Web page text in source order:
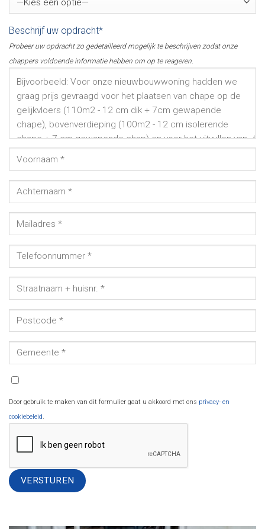
Beschrijf uw opdracht*
Probeer uw opdracht zo gedetailleerd mogelijk te beschrijven zodat onze
chappers voldoende informatie hebben om op te reageren.
Door gebruik te maken van dit formulier gaat u akkoord met ons privacy- en
cookiebeleid.